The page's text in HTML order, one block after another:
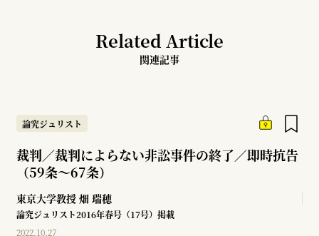
Related Article
関連記事
論究ジュリスト
裁判／裁判によらない非訟事件の終了／即時抗告
（59条～67条）
東京大学教授 畑 瑞穂
論究ジュリスト2016年春号（17号）掲載
2022.10.27